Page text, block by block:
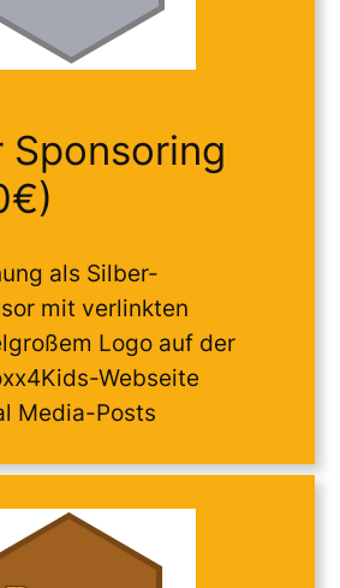
Sponsoring
als Silber-
mit verlinkten
Logo auf der
Webseite
Media-Posts